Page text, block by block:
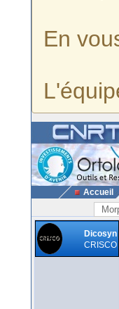
En
Accueil
Dicosyn
CRISCO